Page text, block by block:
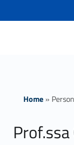
Home»
Prof.ssa